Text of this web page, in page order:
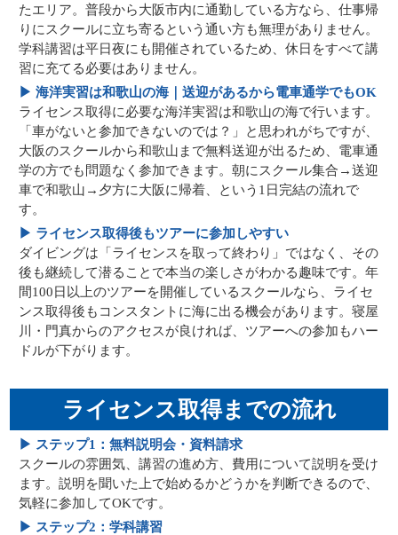
たエリア。普段から大阪市内に通勤している方なら、仕事帰
りにスクールに立ち寄るという通い方も無理がありません。
学科講習は平日夜にも開催されているため、休日をすべて講
習に充てる必要はありません。
▶ 海洋実習は和歌山の海｜送迎があるから電車通学でもOK
ライセンス取得に必要な海洋実習は和歌山の海で行います。
「車がないと参加できないのでは？」と思われがちですが、
大阪のスクールから和歌山まで無料送迎が出るため、電車通
学の方でも問題なく参加できます。朝にスクール集合→送迎
車で和歌山→夕方に大阪に帰着、という1日完結の流れで
す。
▶ ライセンス取得後もツアーに参加しやすい
ダイビングは「ライセンスを取って終わり」ではなく、その
後も継続して潜ることで本当の楽しさがわかる趣味です。年
間100日以上のツアーを開催しているスクールなら、ライセ
ンス取得後もコンスタントに海に出る機会があります。寝屋
川・門真からのアクセスが良ければ、ツアーへの参加もハー
ドルが下がります。
ライセンス取得までの流れ
▶ ステップ1：無料説明会・資料請求
スクールの雰囲気、講習の進め方、費用について説明を受け
ます。説明を聞いた上で始めるかどうかを判断できるので、
気軽に参加してOKです。
▶ ステップ2：学科講習